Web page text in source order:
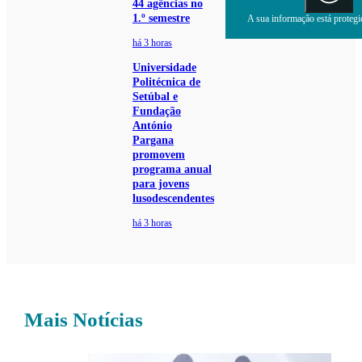
44 agências no
1.º semestre
há 3 horas
Universidade
Politécnica de
Setúbal e
Fundação
António
Pargana
promovem
programa anual
para jovens
lusodescendentes
há 3 horas
A sua informação está
Mais Notícias